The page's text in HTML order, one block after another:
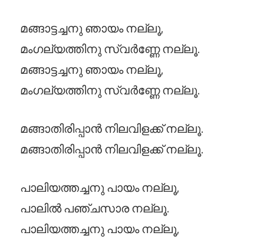
മങ്ങാട്ടച്ചനു ഞായം നല്ലൂ,
മംഗല്യത്തിനു സ്വർണ്ണേ നല്ലൂ.
മങ്ങാട്ടച്ചനു ഞായം നല്ലൂ,
മംഗല്യത്തിനു സ്വർണ്ണേ നല്ലൂ.
മങ്ങാതിരിപ്പാൻ നിലവിളക്ക് നല്ലൂ.
മങ്ങാതിരിപ്പാൻ നിലവിളക്ക് നല്ലൂ.
പാലിയത്തച്ചനു പായം നല്ലൂ,
പാലിൽ പഞ്ചസാര നല്ലൂ.
പാലിയത്തച്ചനു പായം നല്ലൂ,